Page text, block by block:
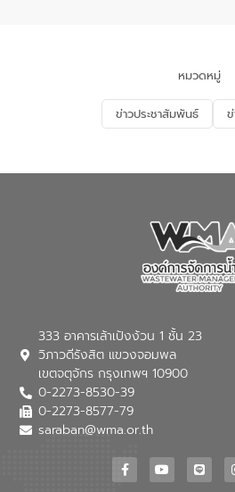
จัดการน้ำเ
อนุรักษ์สิ่
และการบำ
เกี่ยวกับสา
ณ เทศบา
หมวดหมู่
ข่าวประชาสัมพันธ์
333 อาคารเล้าเป้งง้วน 1 ชั้น 23
วิภาวดีรังสิต แขวงจอมพล
เขตจตุจักร กรุงเทพฯ 10900
0-2273-8530-39
0-2273-8577-79
saraban@wma.or.th